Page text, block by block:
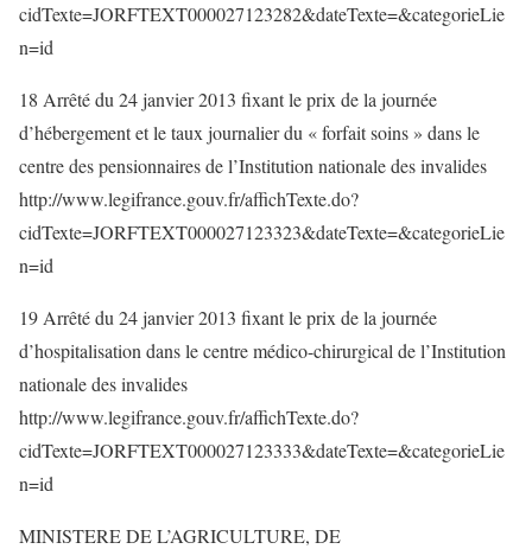
cidTexte=JORFTEXT000027123282&dateTexte=&categorieLie
n=id
18 Arrêté du 24 janvier 2013 fixant le prix de la journée
d’hébergement et le taux journalier du « forfait soins » dans le
centre des pensionnaires de l’Institution nationale des invalides
http://www.legifrance.gouv.fr/affichTexte.do?
cidTexte=JORFTEXT000027123323&dateTexte=&categorieLie
n=id
19 Arrêté du 24 janvier 2013 fixant le prix de la journée
d’hospitalisation dans le centre médico-chirurgical de l’Institution
nationale des invalides
http://www.legifrance.gouv.fr/affichTexte.do?
cidTexte=JORFTEXT000027123333&dateTexte=&categorieLie
n=id
MINISTERE DE L’AGRICULTURE, DE